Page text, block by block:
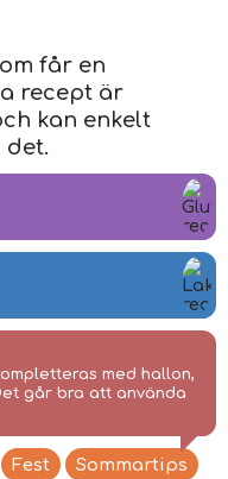
får en
recept är
kan enkelt
det.
med hallon,
går bra att använda
Fest Sommartips